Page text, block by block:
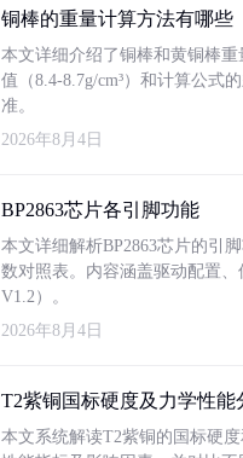
铜棒的重量计算方法有哪些
本文详细介绍了铜棒和黄铜棒
值（8.4-8.7g/cm³）和计算公式
准。
2026年8月4日
BP2863芯片各引脚功能
本文详细解析BP2863芯片的引
数对照表。内容涵盖驱动配置
V1.2）。
2026年8月4日
T2紫铜国标硬度及力学性能
本文系统解读T2紫铜的国标硬